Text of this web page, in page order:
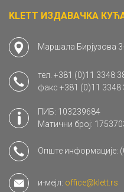
KLETT ИЗДАВАЧКА
Маршала Бирјузова
тел. +381 (0)11 3348
факс +381 (0)11 3348
ПИБ: 103239684
Матични број:
Опште информације:
и-мејл: office@klett.rs